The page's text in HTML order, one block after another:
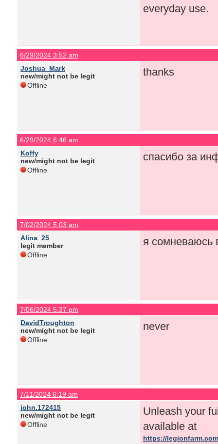
everyday use.
6/29/2024 3:52 am
Joshua_Mark
new/might not be legit
Offline
thanks
6/29/2024 6:46 am
Koffy
new/might not be legit
Offline
спасибо за
7/02/2024 5:03 am
Alina_25
legit member
Offline
я сомневаюсь
7/06/2024 5:37 pm
DavidTroughton
new/might not be legit
Offline
never
7/11/2024 6:19 am
john.172415
new/might not be legit
Offline
Unleash your
available at
https://